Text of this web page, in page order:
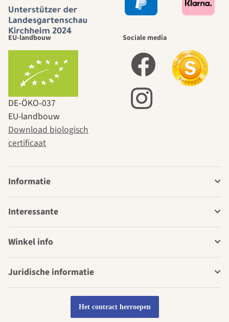
EU-landbouw
DE‑ÖKO‑037
EU-landbouw
Download biologisch
certificaat
Sociale media
Informatie
Interessante
Winkel info
Juridische informatie
Het contract herroepen